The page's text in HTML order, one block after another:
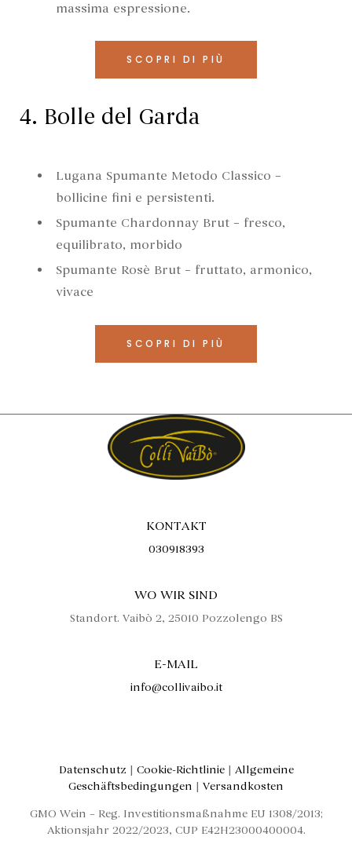
massima espressione.
SCOPRI DI PIÙ
4. Bolle del Garda
Lugana Spumante Metodo Classico –
bollicine fini e persistenti.
Spumante Chardonnay Brut – fresco,
equilibrato, morbido
Spumante Rosè Brut – fruttato, armonico,
vivace
SCOPRI DI PIÙ
KONTAKT
030918393
WO WIR SIND
Standort. Vaibò 2, 25010 Pozzolengo BS
E-MAIL
info@collivaibo.it
Datenschutz | Cookie-Richtlinie| Allgemeine
Geschäftsbedingungen | Versandkosten
GMO Wein – Reg. Investitionsmaßnahme EU 1308/2013;
Aktionsjahr 2022/2023, CUP E42H23000400004.